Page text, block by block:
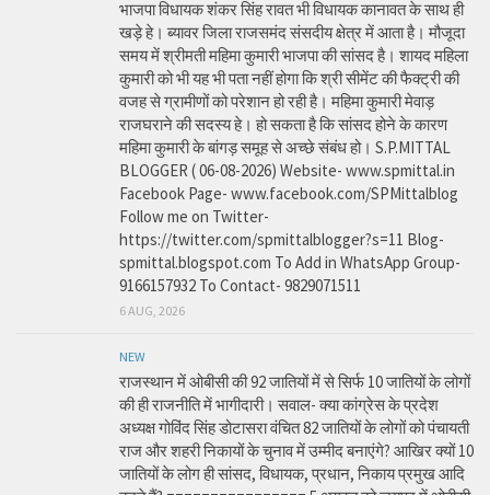
भाजपा विधायक शंकर सिंह रावत भी विधायक कानावत के साथ ही
खड़े हे। ब्यावर जिला राजसमंद संसदीय क्षेत्र में आता है। मौजूदा
समय में श्रीमती महिमा कुमारी भाजपा की सांसद है। शायद महिला
कुमारी को भी यह भी पता नहीं होगा कि श्री सीमेंट की फैक्ट्री की
वजह से ग्रामीणों को परेशान हो रही है। महिमा कुमारी मेवाड़
राजघराने की सदस्य हे। हो सकता है कि सांसद होने के कारण
महिमा कुमारी के बांगड़ समूह से अच्छे संबंध हो। S.P.MITTAL
BLOGGER ( 06-08-2026) Website- www.spmittal.in
Facebook Page- www.facebook.com/SPMittalblog
Follow me on Twitter-
https://twitter.com/spmittalblogger?s=11 Blog-
spmittal.blogspot.com To Add in WhatsApp Group-
9166157932 To Contact- 9829071511
6 AUG, 2026
NEW
राजस्थान में ओबीसी की 92 जातियों में से सिर्फ 10 जातियों के लोगों
की ही राजनीति में भागीदारी। सवाल- क्या कांग्रेस के प्रदेश
अध्यक्ष गोविंद सिंह डोटासरा वंचित 82 जातियों के लोगों को पंचायती
राज और शहरी निकायों के चुनाव में उम्मीद बनाएंगे? आखिर क्यों 10
जातियों के लोग ही सांसद, विधायक, प्रधान, निकाय प्रमुख आदि